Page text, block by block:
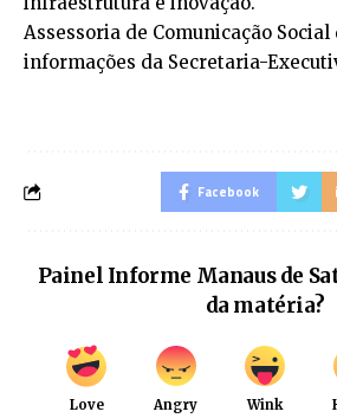
Assessoria de Comunicação Social
informações da Secretaria-
Facebook
Painel Informe Manaus de
da matéria?
Love Angry Wink